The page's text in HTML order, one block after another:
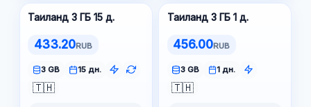
Таиланд 3 ГБ 15 д.
433.20RUB
3 GB 15 дн.
🇹🇭
Таиланд 3 ГБ 1 д.
456.00RUB
3 GB 1 дн.
🇹🇭